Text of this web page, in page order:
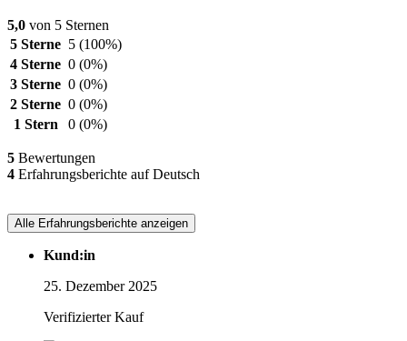
5,0 von 5 Sternen
5 Sterne 5 (100%)
4 Sterne 0 (0%)
3 Sterne 0 (0%)
2 Sterne 0 (0%)
1 Stern
0 (0%)
5 Bewertungen
4 Erfahrungsberichte auf Deutsch
Alle Erfahrungsberichte anzeigen
Kund:in
25. Dezember 2025
Verifizierter Kauf